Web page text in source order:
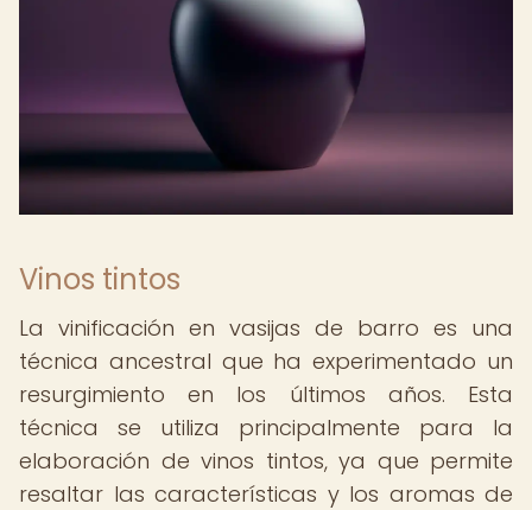
Vinos tintos
La vinificación en vasijas de barro es una
técnica ancestral que ha experimentado un
resurgimiento en los últimos años. Esta
técnica se utiliza principalmente para la
elaboración de vinos tintos, ya que permite
resaltar las características y los aromas de